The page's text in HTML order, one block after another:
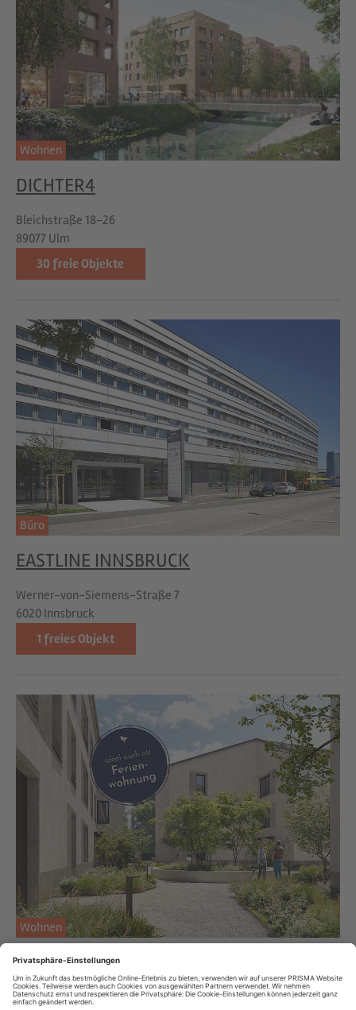
Wohnen
DICHTER4
Bleichstraße 18-26
89077 Ulm
30freie Objekte
Büro
EASTLINE INNSBRUCK
Werner-von-Siemens-Straße 7
6020 Innsbruck
1freies Objekt
Wohnen
Fritz am See
Fritzstraße 4